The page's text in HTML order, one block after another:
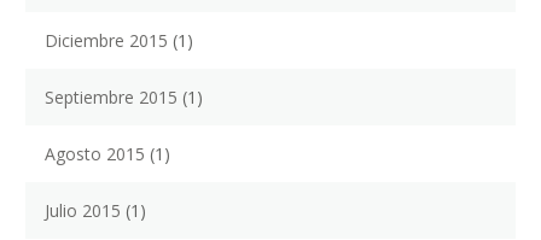
Diciembre 2015 (1)
Septiembre 2015 (1)
Agosto 2015 (1)
Julio 2015 (1)